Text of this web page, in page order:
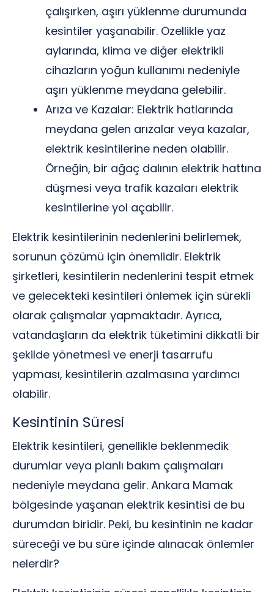
çalışırken, aşırı yüklenme durumunda
kesintiler yaşanabilir. Özellikle yaz
aylarında, klima ve diğer elektrikli
cihazların yoğun kullanımı nedeniyle
aşırı yüklenme meydana gelebilir.
Arıza ve Kazalar: Elektrik hatlarında
meydana gelen arızalar veya kazalar,
elektrik kesintilerine neden olabilir.
Örneğin, bir ağaç dalının elektrik hattına
düşmesi veya trafik kazaları elektrik
kesintilerine yol açabilir.
Elektrik kesintilerinin nedenlerini belirlemek,
sorunun çözümü için önemlidir. Elektrik
şirketleri, kesintilerin nedenlerini tespit etmek
ve gelecekteki kesintileri önlemek için sürekli
olarak çalışmalar yapmaktadır. Ayrıca,
vatandaşların da elektrik tüketimini dikkatli bir
şekilde yönetmesi ve enerji tasarrufu
yapması, kesintilerin azalmasına yardımcı
olabilir.
Kesintinin Süresi
Elektrik kesintileri, genellikle beklenmedik
durumlar veya planlı bakım çalışmaları
nedeniyle meydana gelir. Ankara Mamak
bölgesinde yaşanan elektrik kesintisi de bu
durumdan biridir. Peki, bu kesintinin ne kadar
süreceği ve bu süre içinde alınacak önlemler
nelerdir?